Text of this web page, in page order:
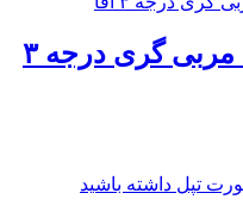
کلاس تئوری مربی گری درجه ۳